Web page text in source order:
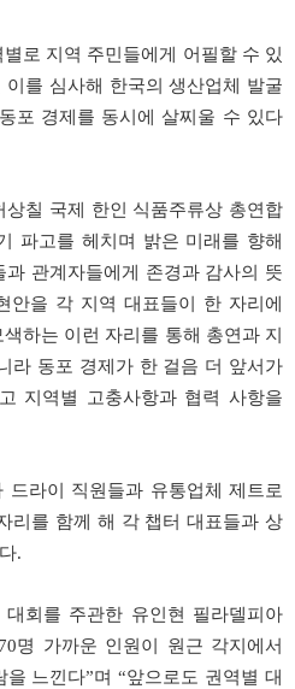
로 지역 주민들에게 어필할 수 있
를 심사해 한국의 생산업체 발굴
포 경제를 동시에 살찌울 수 있다
칠 국제 한인 식품주류상 총연합
파고를 헤치며 밝은 미래를 향해
관계자들에게 존경과 감사의 뜻
안을 각 지역 대표들이 한 자리에
하는 이런 자리를 통해 총연과 지
라 동포 경제가 한 걸음 더 앞서가
지역별 고충사항과 협력 사항을
드라이 직원들과 유통업체 제트로
리를 함께 해 각 챕터 대표들과 상
.
회를 주관한 유인현 필라델피아
명 가까운 인원이 원근 각지에서
느낀다”며 “앞으로도 권역별 대